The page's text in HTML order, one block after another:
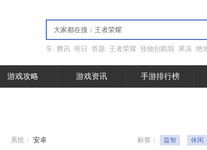
车 腾讯 明日 答题 王者荣耀 怪物别戳我 果冻 绝
游戏攻略 游戏资讯 手游排行榜
系统： 安卓 标签： 益智 休闲